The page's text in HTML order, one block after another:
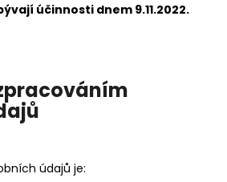
účinnosti dnem 9.11.2022.
údajů je: